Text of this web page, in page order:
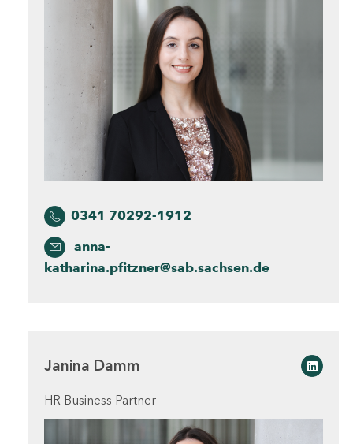
0341 70292-1912
anna-
katharina.pfitzner@sab.sachsen.de
Janina Damm
HR Business Partner